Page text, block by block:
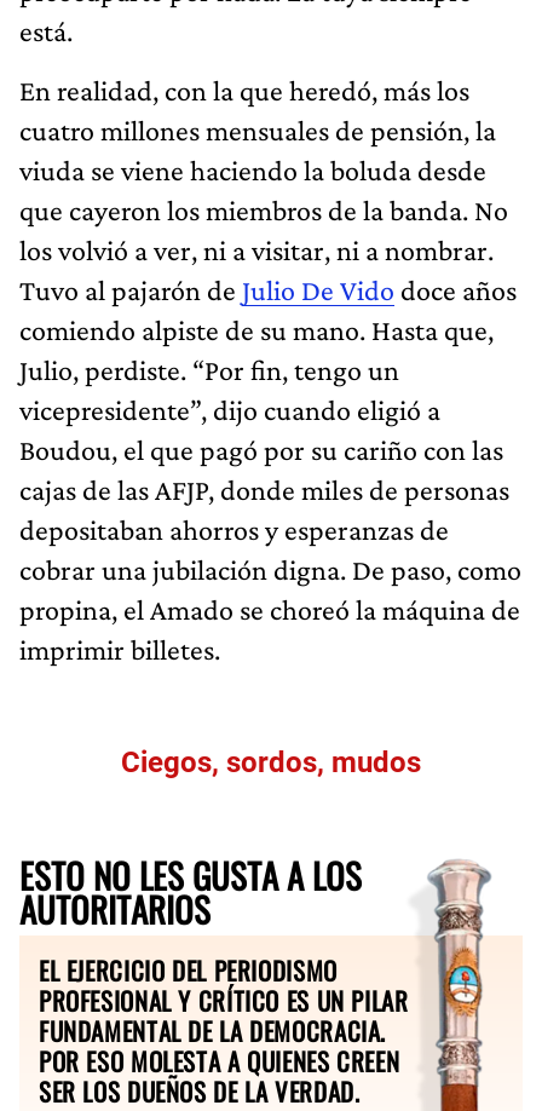
está.
En realidad, con la que heredó, más los
cuatro millones mensuales de pensión, la
viuda se viene haciendo la boluda desde
que cayeron los miembros de la banda. No
los volvió a ver, ni a visitar, ni a nombrar.
Tuvo al pajarón de Julio De Vido doce años
comiendo alpiste de su mano. Hasta que,
Julio, perdiste. “Por fin, tengo un
vicepresidente”, dijo cuando eligió a
Boudou, el que pagó por su cariño con las
cajas de las AFJP, donde miles de personas
depositaban ahorros y esperanzas de
cobrar una jubilación digna. De paso, como
propina, el Amado se choreó la máquina de
imprimir billetes.
Ciegos, sordos, mudos
ESTO NO LES GUSTA A LOS
AUTORITARIOS
EL EJERCICIO DEL PERIODISMO
PROFESIONAL Y CRÍTICO ES UN PILAR
FUNDAMENTAL DE LA DEMOCRACIA.
POR ESO MOLESTA A QUIENES CREEN
SER LOS DUEÑOS DE LA VERDAD.